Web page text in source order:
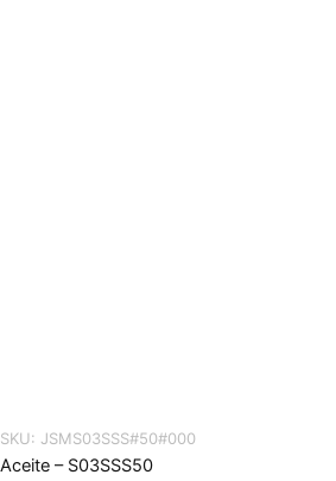
SKU: JSMS03SSS#50#000
Aceite – S03SSS50